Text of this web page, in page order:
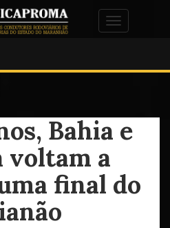
Alternar
Bahia e
a
final do